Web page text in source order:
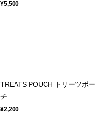
¥5,500
TREATS POUCH トリーツポー
チ
¥2,200